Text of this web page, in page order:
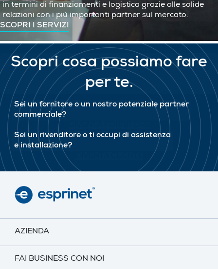
in termini di finanziamenti e logistica grazie alle solide
relazioni con i più importanti partner sul mercato.
SCOPRI I SERVIZI
Scopri cosa possiamo fare
per te.
Sei un fornitore o un nostro potenziale partner
commerciale?
Sei un rivenditore o ti occupi di assistenza
e installazione?
AZIENDA
FAI BUSINESS CON NOI